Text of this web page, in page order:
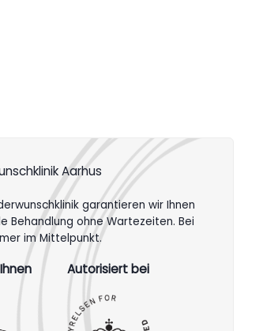
Aarhus
garantieren wir Ihnen
Behandlung ohne Wartezeiten. Bei
im Mittelpunkt.
Autorisiert bei